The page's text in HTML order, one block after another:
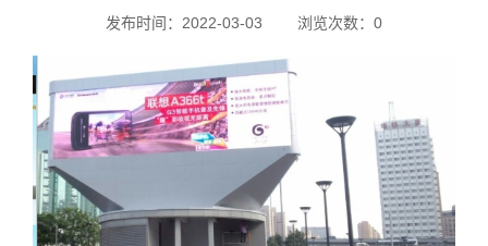
发布时间：2022-03-03 浏览次数： 0